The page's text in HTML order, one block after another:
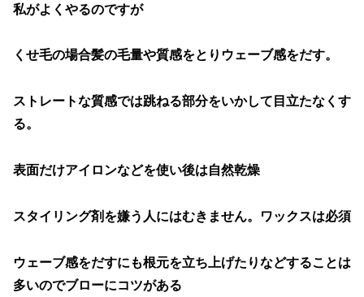
私がよくやるのですが
くせ毛の場合髪の毛量や質感をとりウェーブ感をだす。
ストレートな質感では跳ねる部分をいかして目立たなくす
る。
表面だけアイロンなどを使い後は自然乾燥
スタイリング剤を嫌う人にはむきません。ワックスは必須
ウェーブ感をだすにも根元を立ち上げたりなどすることは
多いのでブローにコツがある